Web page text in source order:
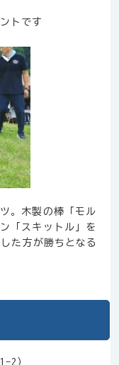
トです
。木製の棒「モル
「スキットル」を
た方が勝ちとなる
2）